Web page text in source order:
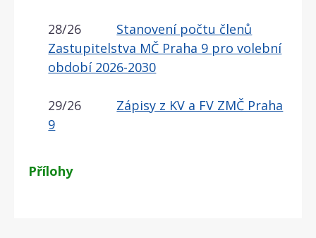
28/26 Stanovení počtu členů
Zastupitelstva MČ Praha 9 pro volební
období 2026-2030
29/26 Zápisy z KV a FV ZMČ Praha
9
Přílohy